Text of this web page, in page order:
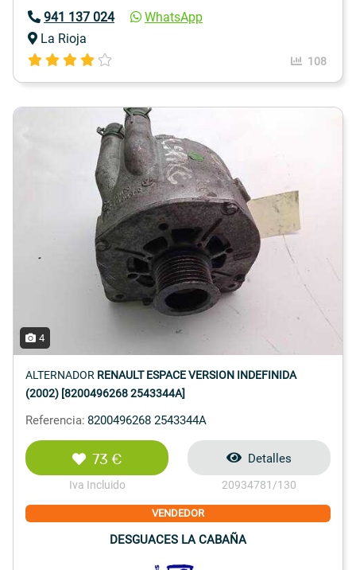
941 137 024
WhatsApp
La Rioja
108
4
ALTERNADOR RENAULT ESPACE VERSION INDEFINIDA
(2002) [8200496268 2543344A]
Referencia: 8200496268 2543344A
73 €
Iva Incluido
Detalles
20934781/130
VENDEDOR
DESGUACES LA CABAÑA